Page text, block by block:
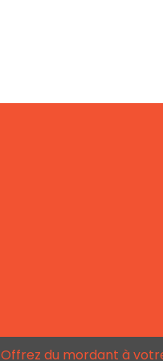
Offrez du mordant à